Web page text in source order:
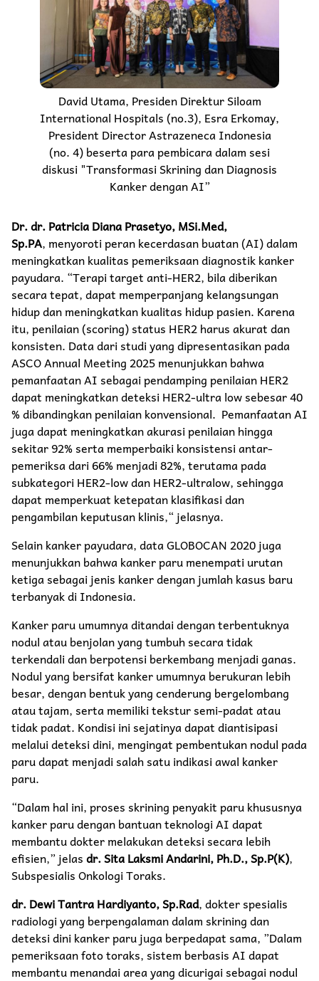
David Utama, Presiden Direktur Siloam
International Hospitals (no.3), Esra Erkomay,
President Director Astrazeneca Indonesia
(no. 4) beserta para pembicara dalam sesi
diskusi "Transformasi Skrining dan Diagnosis
Kanker dengan AI”
Dr. dr. Patricia Diana Prasetyo, MSi.Med,
Sp.PA, menyoroti peran kecerdasan buatan (AI) dalam
meningkatkan kualitas pemeriksaan diagnostik kanker
payudara. “Terapi target anti-HER2, bila diberikan
secara tepat, dapat memperpanjang kelangsungan
hidup dan meningkatkan kualitas hidup pasien. Karena
itu, penilaian (scoring) status HER2 harus akurat dan
konsisten. Data dari studi yang dipresentasikan pada
ASCO Annual Meeting 2025 menunjukkan bahwa
pemanfaatan AI sebagai pendamping penilaian HER2
dapat meningkatkan deteksi HER2-ultra low sebesar 40
% dibandingkan penilaian konvensional. Pemanfaatan AI
juga dapat meningkatkan akurasi penilaian hingga
sekitar 92% serta memperbaiki konsistensi antar-
pemeriksa dari 66% menjadi 82%, terutama pada
subkategori HER2-low dan HER2-ultralow, sehingga
dapat memperkuat ketepatan klasifikasi dan
pengambilan keputusan klinis,“ jelasnya.
Selain kanker payudara, data GLOBOCAN 2020 juga
menunjukkan bahwa kanker paru menempati urutan
ketiga sebagai jenis kanker dengan jumlah kasus baru
terbanyak di Indonesia.
Kanker paru umumnya ditandai dengan terbentuknya
nodul atau benjolan yang tumbuh secara tidak
terkendali dan berpotensi berkembang menjadi ganas.
Nodul yang bersifat kanker umumnya berukuran lebih
besar, dengan bentuk yang cenderung bergelombang
atau tajam, serta memiliki tekstur semi-padat atau
tidak padat. Kondisi ini sejatinya dapat diantisipasi
melalui deteksi dini, mengingat pembentukan nodul pada
paru dapat menjadi salah satu indikasi awal kanker
paru.
“Dalam hal ini, proses skrining penyakit paru khususnya
kanker paru dengan bantuan teknologi AI dapat
membantu dokter melakukan deteksi secara lebih
efisien,” jelasdr. Sita Laksmi Andarini, Ph.D., Sp.P(K),
Subspesialis Onkologi Toraks.
dr. Dewi Tantra Hardiyanto, Sp.Rad, dokter spesialis
radiologi yang berpengalaman dalam skrining dan
deteksi dini kanker paru juga berpedapat sama, ”Dalam
pemeriksaan foto toraks, sistem berbasis AI dapat
membantu menandai area yang dicurigai sebagai nodul